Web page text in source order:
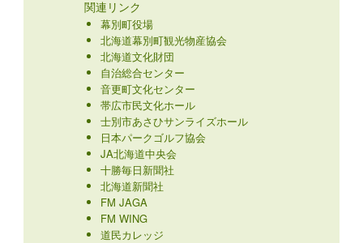
関連リンク
幕別町役場
北海道幕別町観光物産協会
北海道文化財団
自治総合センター
音更町文化センター
帯広市民文化ホール
士別市あさひサンライズホール
日本パークゴルフ協会
JA北海道中央会
十勝毎日新聞社
北海道新聞社
FM JAGA
FM WING
道民カレッジ